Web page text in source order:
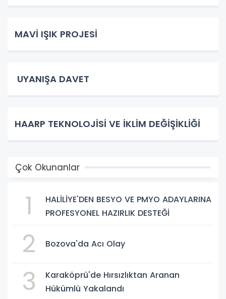
MAVİ IŞIK PROJESİ
UYANIŞA DAVET
HAARP TEKNOLOJİSİ VE İKLİM DEĞİŞİKLİĞİ
Çok Okunanlar
1
HALİLİYE'DEN BESYO VE PMYO ADAYLARINA
PROFESYONEL HAZIRLIK DESTEĞİ
2 Bozova'da Acı Olay
3
Karaköprü'de Hırsızlıktan Aranan
Hükümlü Yakalandı